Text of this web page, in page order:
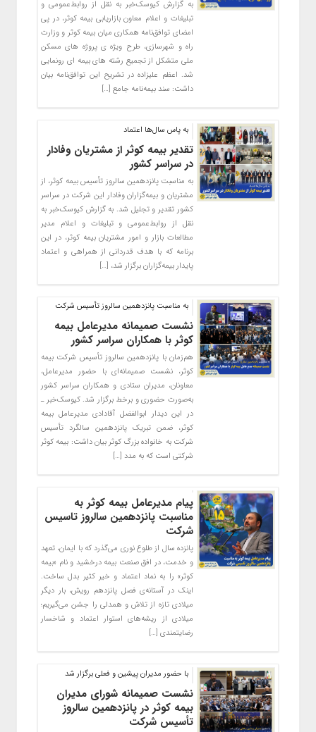
به گزارش کیوسک‌خبر به نقل از روابط‌عمومی و
تبلیغات و اعلام معاون بازاریابی بیمه کوثر، در پی
امضای توافق‌نامه همکاری میان بیمه کوثر و وزارت
راه و شهرسازی، طرح ویژه ی پروژه های مسکن
ملی متشکل از تجمیع رشته های بیمه ای رونمایی
شد. اعظم علیزاده در تشریح این توافق‌نامه بیان
داشت: سند بیمه‌نامه جامع […]
به پاس سال‌ها اعتماد
تقدیر بیمه کوثر از مشتریان وفادار
در سراسر کشور
به مناسبت پانزدهمین سالروز تأسیس بیمه کوثر، از
مشتریان و بیمه‌گزاران وفادار این شرکت در سراسر
کشور تقدیر و تجلیل شد. به گزارش کیوسک‌خبر به
نقل از روابط‌عمومی و تبلیغات و اعلام مدیر
مطالعات بازار و امور مشتریان بیمه کوثر، در این
برنامه که با هدف قدردانی از همراهی و اعتماد
پایدار بیمه‌گزاران برگزار شد، […]
به مناسبت پانزدهمین سالروز تأسیس شرکت
نشست صمیمانه مدیرعامل بیمه
کوثر با همکاران سراسر کشور
هم‌زمان با پانزدهمین سالروز تأسیس شرکت بیمه
کوثر، نشست صمیمانه‌ای با حضور مدیرعامل،
معاونان، مدیران ستادی و همکاران سراسر کشور
به‌صورت حضوری و برخط برگزار شد. کیوسک‌خبر ـ
در این دیدار ابوالفضل آقادادی مدیرعامل بیمه
کوثر، ضمن تبریک پانزدهمین سالگرد تأسیس
شرکت به خانواده بزرگ کوثر بیان داشت: بیمه کوثر
شرکتی است که به مدد […]
پیام مدیرعامل بیمه کوثر به
مناسبت پانزدهمین سالروز تاسیس
شرکت
پانزده سال از طلوع نوری می‌گذرد که با ایمان، تعهد
و خدمت، در افق صنعت بیمه درخشید و نام «بیمه
کوثر» را به نماد اعتماد و خیر کثیر بدل ساخت.
اینک در آستانه‌ی فصل پانزدهم رویش، بار دیگر
میلادی تازه از تلاش و همدلی را جشن می‌گیریم؛
میلادی از ریشه‌های استوار اعتماد و شاخسار
رضایتمندی […]
با حضور مدیران پیشین و فعلی برگزار شد
نشست صمیمانه شورای مدیران
بیمه کوثر در پانزدهمین سالروز
تأسیس شرکت